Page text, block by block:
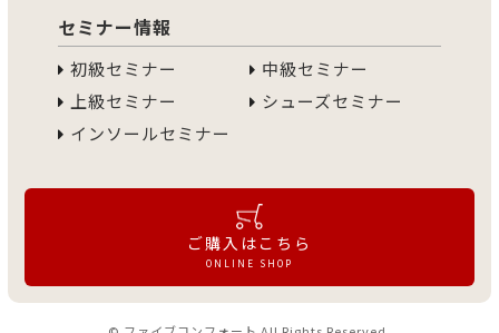
セミナー情報
初級セミナー
中級セミナー
上級セミナー
シューズセミナー
インソールセミナー
ご購入はこちら
ONLINE SHOP